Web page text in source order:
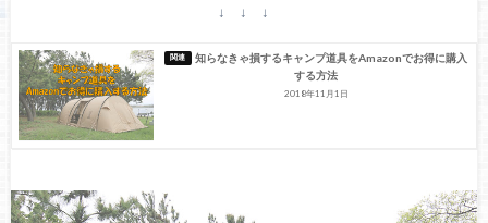
↓ ↓ ↓
知らなきゃ損するキャンプ道具をAmazonでお得に購入
する方法
2018年11月1日